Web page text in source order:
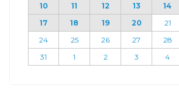
10
11 12 13 14
17
18 19 20 21
24
25 26 27 28
31
1 2 3 4